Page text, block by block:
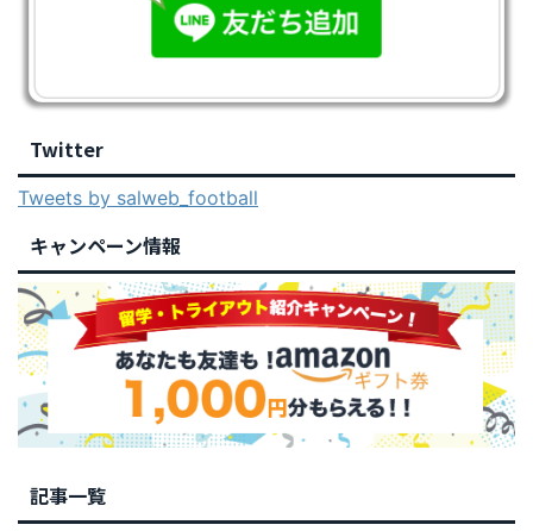
Twitter
Tweets by salweb_football
キャンペーン情報
記事一覧